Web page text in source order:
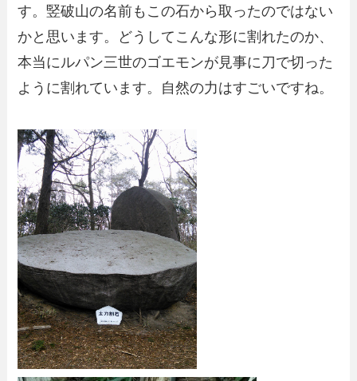
す。竪破山の名前もこの石から取ったのではない
かと思います。どうしてこんな形に割れたのか、
本当にルパン三世のゴエモンが見事に刀で切った
ように割れています。自然の力はすごいですね。